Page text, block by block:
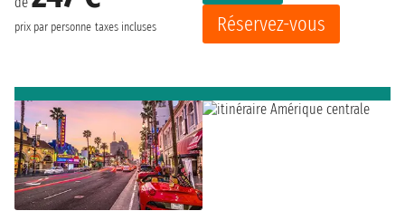
prix par personne taxes incluses
Réservez-vous